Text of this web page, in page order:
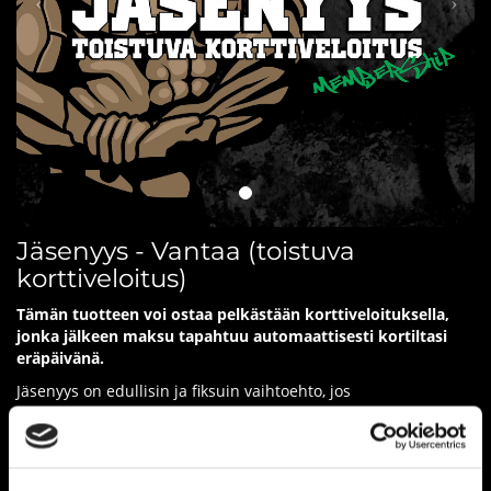
Jäsenyys - Vantaa (toistuva
korttiveloitus)
Tämän tuotteen voi ostaa pelkästään korttiveloituksella,
jonka jälkeen maksu tapahtuu automaattisesti kortiltasi
eräpäivänä.
Jäsenyys on edullisin ja fiksuin vaihtoehto, jos
treeniaktiivisuutesi ylittää 2 krt/vko.
Kiinteään 54€ kuukausihintaan treenaat salillamme niin